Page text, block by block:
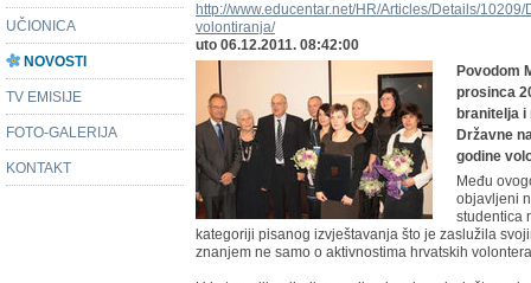
UČIONICA
NOVOSTI
TV EMISIJE
FOTO-GALERIJA
KONTAKT
http://www.educentar.net/HR/Articles/Details/
volontiranja/
uto 06.12.2011. 08:42:00
Povodom
prosinca
branitelja
Državne
godine
Među
objavljeni
studentica
kategoriji pisanog izvještavanja što je zaslužila
znanjem ne samo o aktivnostima hrvatskih